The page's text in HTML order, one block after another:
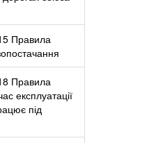
Правила
Правила
експлуатації
під